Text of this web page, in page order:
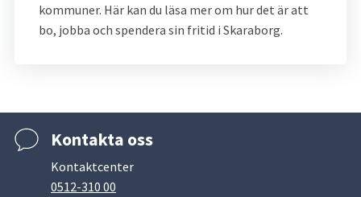
kommuner. Här kan du läsa mer om hur det är att
bo, jobba och spendera sin fritid i Skaraborg.
Kontakta oss
Kontaktcenter
0512-310 00